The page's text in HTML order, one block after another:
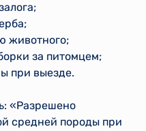
животного;
за питомцем;
при выезде.
«Разрешено
средней породы при